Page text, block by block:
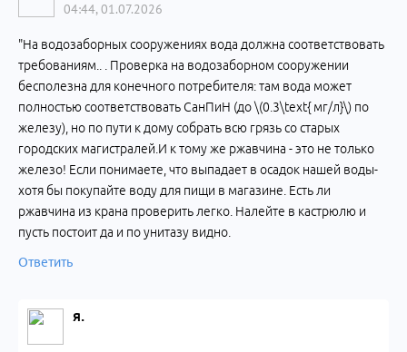
04:44, 01.07.2026
"На водозаборных сооружениях вода должна соответствовать
требованиям.. . Проверка на водозаборном сооружении
бесполезна для конечного потребителя: там вода может
полностью соответствовать СанПиН (до \(0.3\text{ мг/л}\) по
железу), но по пути к дому собрать всю грязь со старых
городских магистралей.И к тому же ржавчина - это не только
железо! Если понимаете, что выпадает в осадок нашей воды-
хотя бы покупайте воду для пищи в магазине. Есть ли
ржавчина из крана проверить легко. Налейте в кастрюлю и
пусть постоит да и по унитазу видно.
Ответить
я.